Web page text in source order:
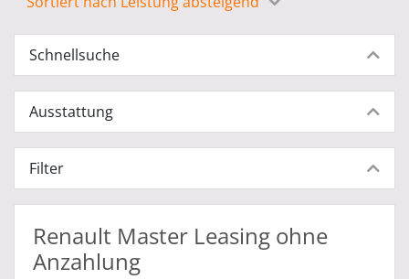
Schnellsuche
Ausstattung
Filter
Renault Master Leasing ohne
Anzahlung